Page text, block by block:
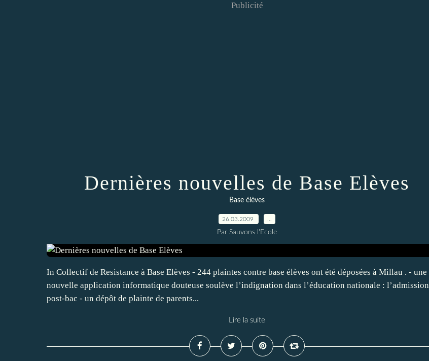
Publicité
Dernières nouvelles de Base Elèves
Base élèves
26.03.2009
Par Sauvons l'Ecole
In Collectif de Resistance à Base Elèves - 244 plaintes contre base élèves ont été déposées à Millau . - une
nouvelle application informatique douteuse soulève l’indignation dans l’éducation nationale : l’admission
post-bac - un dépôt de plainte de parents...
Lire la suite